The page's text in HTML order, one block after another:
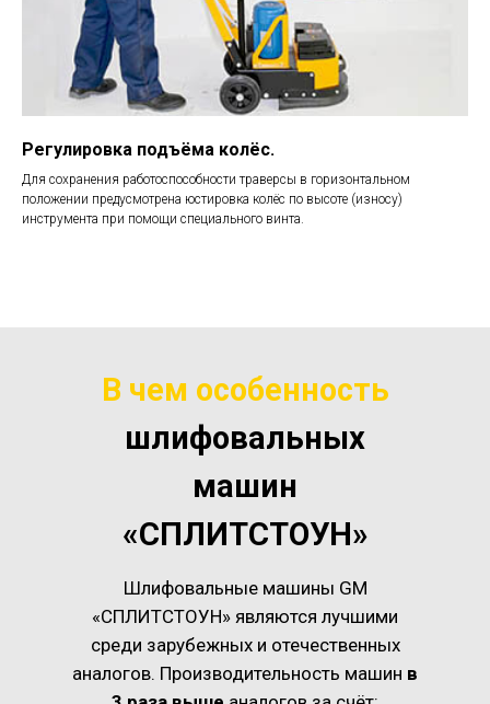
Регулировка подъёма колёс.
Для сохранения работоспособности траверсы в горизонтальном
положении предусмотрена юстировка колёс по высоте (износу)
инструмента при помощи специального винта.
В чем особенность
шлифовальных
машин
«СПЛИТСТОУН»
Шлифовальные машины GM
«СПЛИТСТОУН» являются лучшими
среди зарубежных и отечественных
аналогов. Производительность машин в